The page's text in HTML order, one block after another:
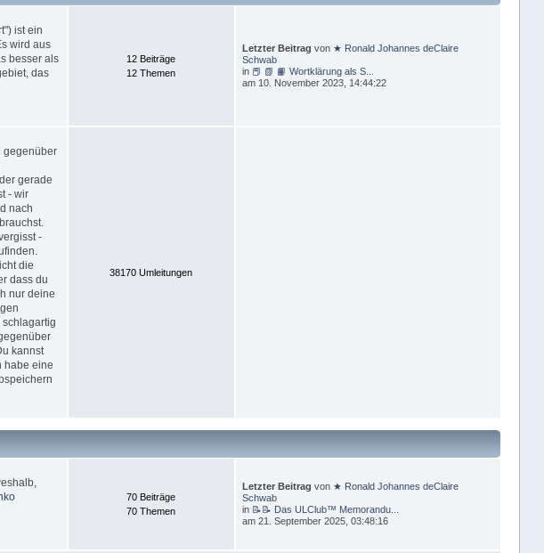
ist ein
wird aus
besser als
das
12 Beiträge
12 Themen
Letzter Beitrag von ★ Ronald Johannes deClaire
Schwab
in 📕 📗 📙 Wortklärung als S...
am 10. November 2023, 14:44:22
gegenüber
gerade
- wir
nach
-
die
dass du
nur deine
kannst
habe eine
38170 Umleitungen
70 Beiträge
70 Themen
Letzter Beitrag von ★ Ronald Johannes deClaire
Schwab
in 📝📝 Das ULClub™ Memorandu...
am 21. September 2025, 03:48:16